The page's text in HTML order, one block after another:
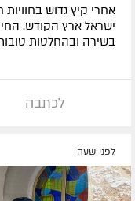
אחרי קיץ גדוש
ישראל ארץ הקודש.
בשירה ובהחלטות
לכתבה
לפני שעה